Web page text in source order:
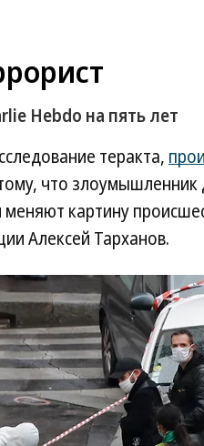
Hebdo на пять лет
теракта,
что злоумышленник
картину
Алексей Тарханов.